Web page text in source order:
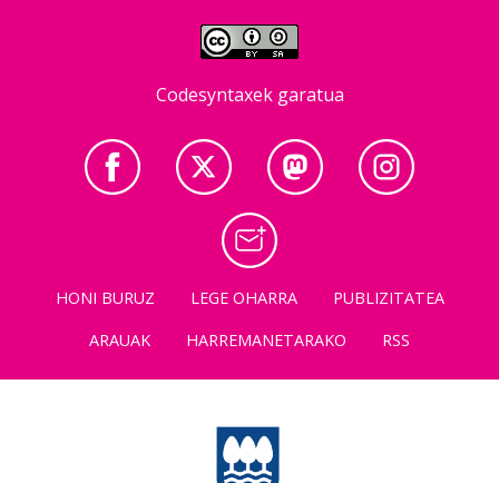
Codesyntaxek garatua
HONI BURUZ LEGE OHARRA
PUBLIZITATEA
ARAUAK
HARREMANETARAKO RSS